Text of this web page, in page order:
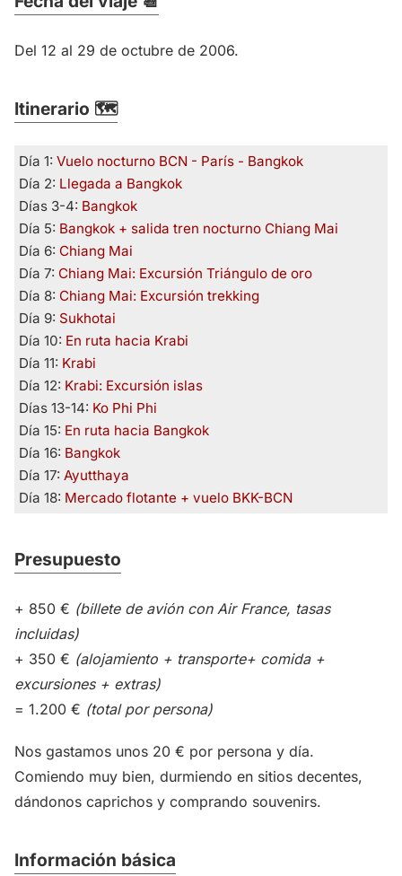
Del 12 al 29 de octubre de 2006.
Itinerario 🗺️
Día 1: Vuelo nocturno BCN - París - Bangkok
Día 2: Llegada a Bangkok
Días 3-4: Bangkok
Día 5: Bangkok + salida tren nocturno Chiang Mai
Día 6: Chiang Mai
Día 7: Chiang Mai: Excursión Triángulo de oro
Día 8: Chiang Mai: Excursión trekking
Día 9: Sukhotai
Día 10: En ruta hacia Krabi
Día 11: Krabi
Día 12: Krabi: Excursión islas
Días 13-14: Ko Phi Phi
Día 15: En ruta hacia Bangkok
Día 16: Bangkok
Día 17: Ayutthaya
Día 18: Mercado flotante + vuelo BKK-BCN
Presupuesto
+ 850 € (billete de avión con Air France, tasas
incluidas)
+ 350 € (alojamiento + transporte+ comida +
excursiones + extras)
= 1.200 € (total por persona)
Nos gastamos unos 20 € por persona y día.
Comiendo muy bien, durmiendo en sitios decentes,
dándonos caprichos y comprando souvenirs.
Información básica